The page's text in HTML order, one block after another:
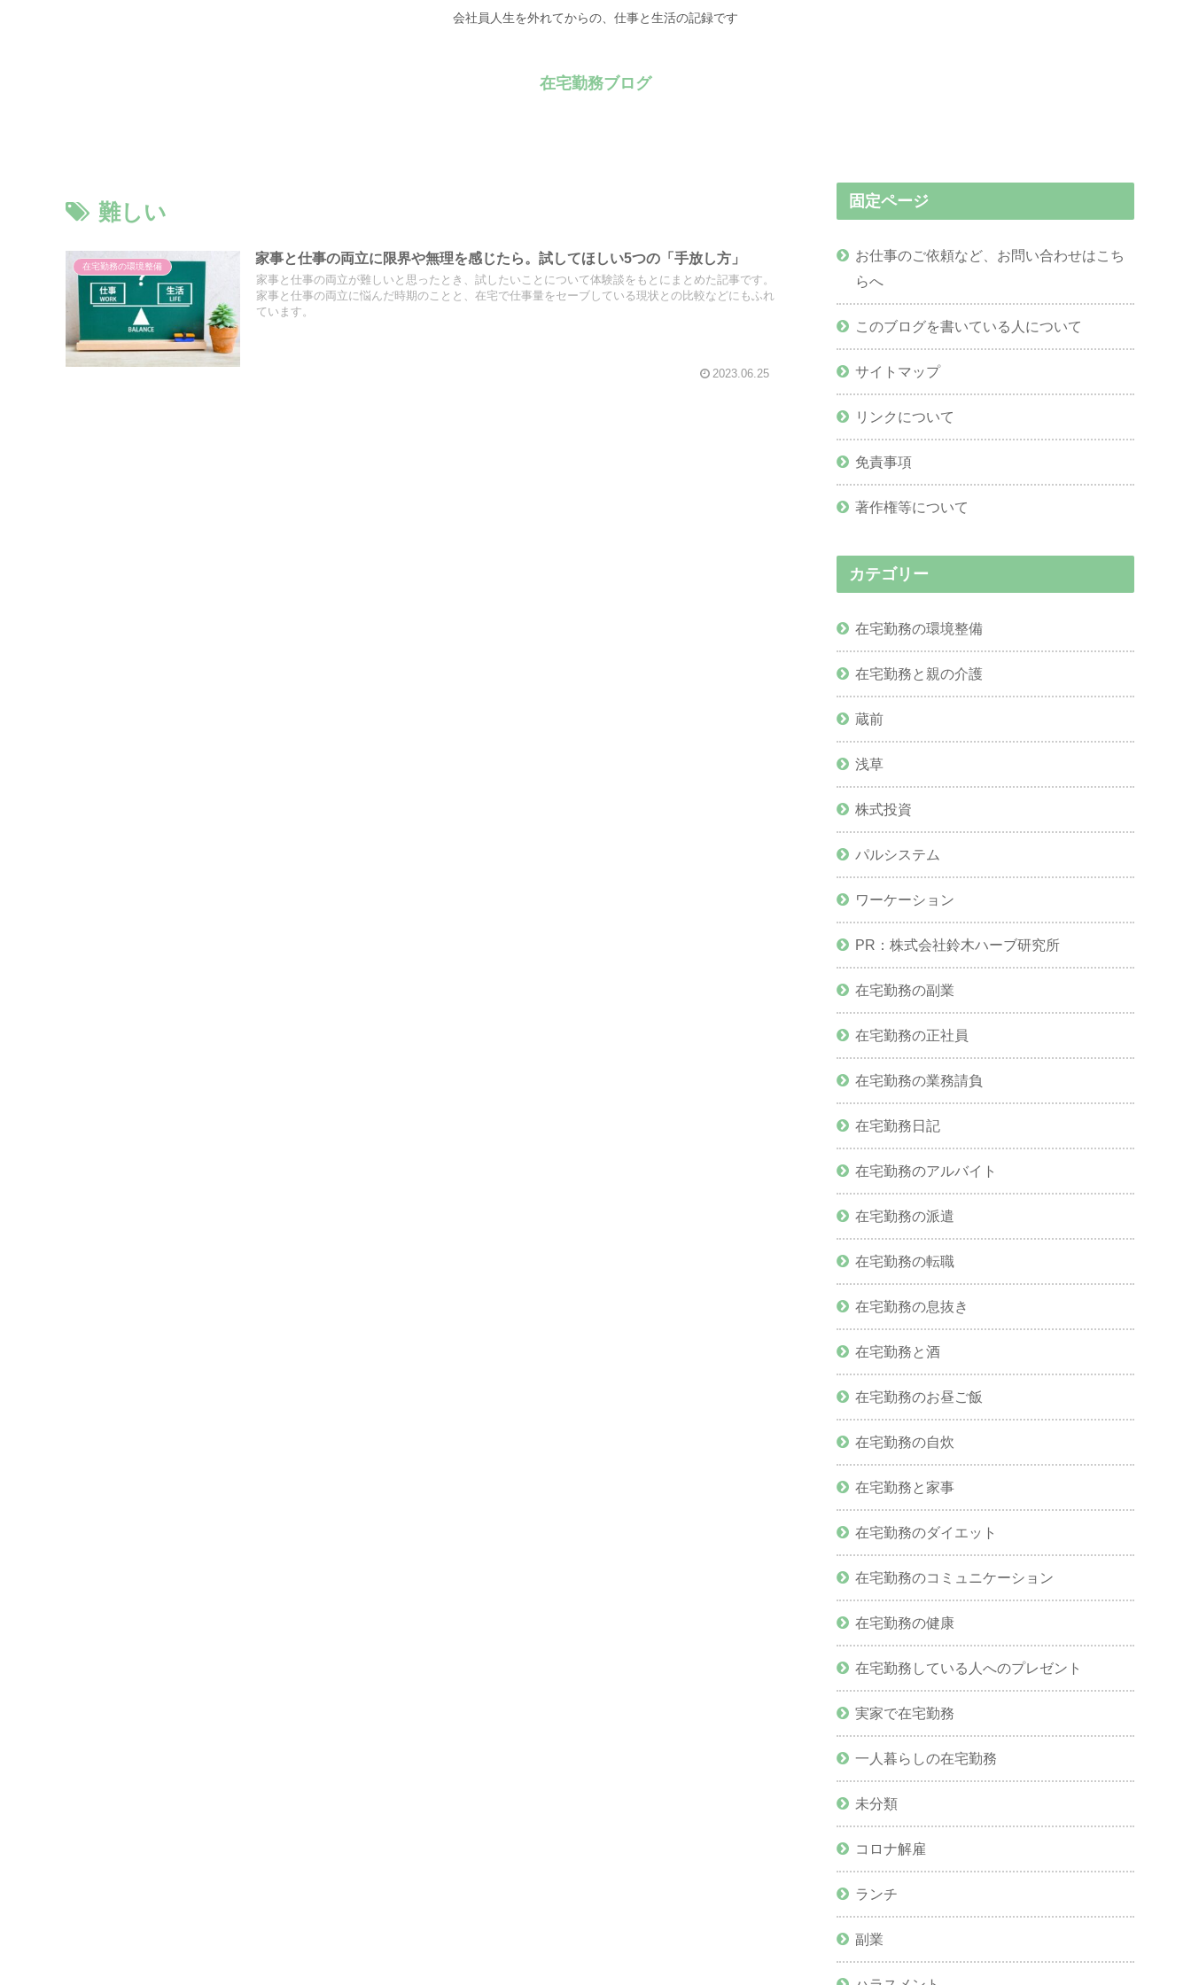
会社員人生を外れてからの、仕事と生活の記録です
在宅勤務ブログ
難しい
在宅勤務の環境整備
家事と仕事の両立に限界や無理を感じたら。試してほしい5つの「手放し方」
家事と仕事の両立が難しいと思ったとき、試したいことについて体験談をもとにまとめた記事です。
家事と仕事の両立に悩んだ時期のことと、在宅で仕事量をセーブしている現状との比較などにもふれ
ています。
2023.06.25
固定ページ
お仕事のご依頼など、お問い合わせはこち
らへ
このブログを書いている人について
サイトマップ
リンクについて
免責事項
著作権等について
カテゴリー
在宅勤務の環境整備
在宅勤務と親の介護
蔵前
浅草
株式投資
パルシステム
ワーケーション
PR：株式会社鈴木ハーブ研究所
在宅勤務の副業
在宅勤務の正社員
在宅勤務の業務請負
在宅勤務日記
在宅勤務のアルバイト
在宅勤務の派遣
在宅勤務の転職
在宅勤務の息抜き
在宅勤務と酒
在宅勤務のお昼ご飯
在宅勤務の自炊
在宅勤務と家事
在宅勤務のダイエット
在宅勤務のコミュニケーション
在宅勤務の健康
在宅勤務している人へのプレゼント
実家で在宅勤務
一人暮らしの在宅勤務
未分類
コロナ解雇
ランチ
副業